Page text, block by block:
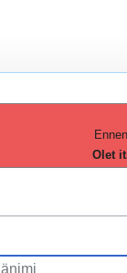
Olet